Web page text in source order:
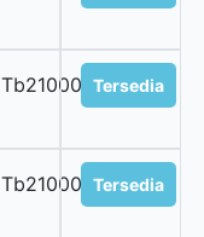
Tb2100037Kbing
Tersedia
Tb2100038Kbing
Tersedia